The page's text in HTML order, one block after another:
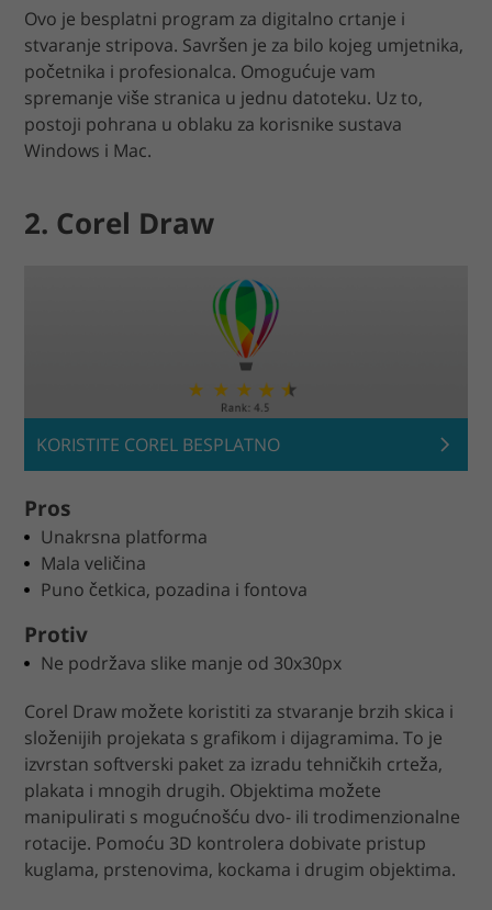
Ovo je besplatni program za digitalno crtanje i
stvaranje stripova. Savršen je za bilo kojeg umjetnika,
početnika i profesionalca. Omogućuje vam
spremanje više stranica u jednu datoteku. Uz to,
postoji pohrana u oblaku za korisnike sustava
Windows i Mac.
2. Corel Draw
KORISTITE COREL BESPLATNO
Pros
Unakrsna platforma
Mala veličina
Puno četkica, pozadina i fontova
Protiv
Ne podržava slike manje od 30x30px
Corel Draw možete koristiti za stvaranje brzih skica i
složenijih projekata s grafikom i dijagramima. To je
izvrstan softverski paket za izradu tehničkih crteža,
plakata i mnogih drugih. Objektima možete
manipulirati s mogućnošću dvo- ili trodimenzionalne
rotacije. Pomoću 3D kontrolera dobivate pristup
kuglama, prstenovima, kockama i drugim objektima.